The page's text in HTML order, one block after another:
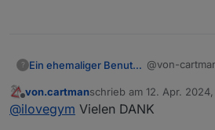
? Ein ehemaliger Benutzer @von-
falscher Tab,
um die Alexa
Offline
von.cartmanschrieb am 12. Apr.
zuletzt editiert von
@ilovegym Vielen DANK